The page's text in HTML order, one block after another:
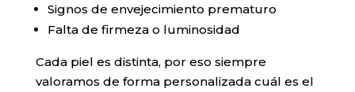
Signos de envejecimiento prematuro
Falta de firmeza o luminosidad
Cada piel es distinta, por eso siempre
valoramos de forma personalizada cuál es el